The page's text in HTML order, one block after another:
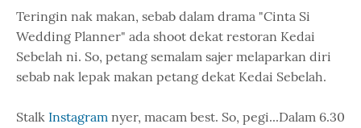
Teringin nak makan, sebab dalam drama "Cinta Si
Wedding Planner" ada shoot dekat restoran Kedai
Sebelah ni. So, petang semalam sajer melaparkan diri
sebab nak lepak makan petang dekat Kedai Sebelah.
Stalk Instagram nyer, macam best. So, pegi...Dalam 6.30